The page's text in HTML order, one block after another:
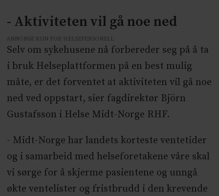
- Aktiviteten vil gå noe ned
ANNONSE KUN FOR HELSEPERSONELL
Selv om sykehusene nå forbereder seg på å ta
i bruk Helseplattformen på en best mulig
måte, er det forventet at aktiviteten vil gå noe
ned ved oppstart, sier fagdirektør Björn
Gustafsson i Helse Midt-Norge RHF.
​- Midt-Norge har landets korteste ventetider
og i samarbeid med helseforetakene våre skal
vi sørge for å skjerme pasientene og unngå
økte ventelister og fristbrudd i den krevende